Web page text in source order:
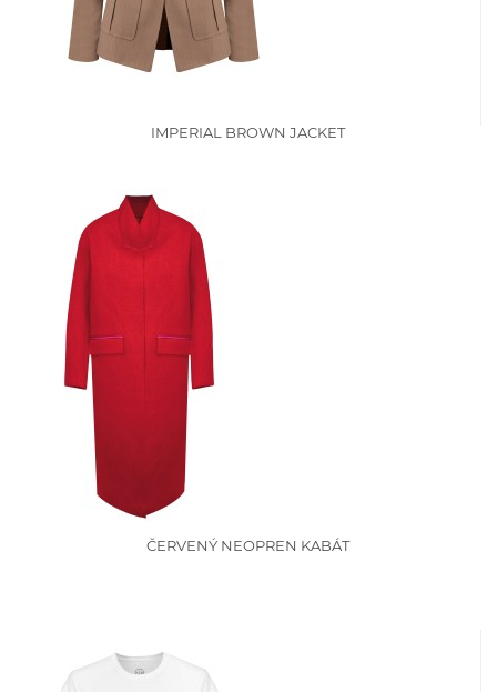
IMPERIAL BROWN JACKET
ČERVENÝ NEOPREN KABÁT